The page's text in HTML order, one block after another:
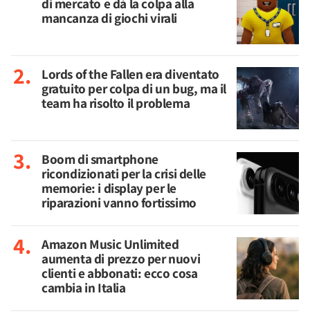
mancanza di giochi virali
Lords of the Fallen era diventato
gratuito per colpa di un bug, ma il
team ha risolto il problema
Boom di smartphone
ricondizionati per la crisi delle
memorie: i display per le
riparazioni vanno fortissimo
Amazon Music Unlimited
aumenta di prezzo per nuovi
clienti e abbonati: ecco cosa
cambia in Italia